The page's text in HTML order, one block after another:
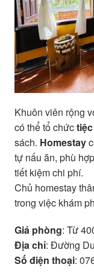
Khuôn viên rộng
có thể tổ chức
sách. Homestay
tự nấu ăn, phù
tiết kiệm chi phí.
Chủ homestay
trong việc khám
Giá phòng: Từ
Địa chỉ: Đường
Số điện thoại: